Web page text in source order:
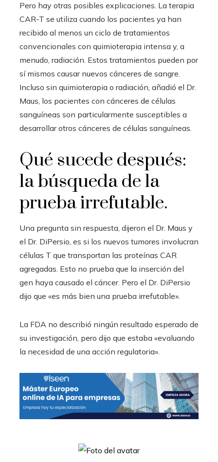
Pero hay otras posibles explicaciones. La terapia
CAR-T se utiliza cuando los pacientes ya han
recibido al menos un ciclo de tratamientos
convencionales con quimioterapia intensa y, a
menudo, radiación. Estos tratamientos pueden por
sí mismos causar nuevos cánceres de sangre.
Incluso sin quimioterapia o radiación, añadió el Dr.
Maus, los pacientes con cánceres de células
sanguíneas son particularmente susceptibles a
desarrollar otros cánceres de células sanguíneas.
Qué sucede después:
la búsqueda de la
prueba irrefutable.
Una pregunta sin respuesta, dijeron el Dr. Maus y
el Dr. DiPersio, es si los nuevos tumores involucran
células T que transportan las proteínas CAR
agregadas. Esto no prueba que la inserción del
gen haya causado el cáncer. Pero el Dr. DiPersio
dijo que «es más bien una prueba irrefutable».
La FDA no describió ningún resultado esperado de
su investigación, pero dijo que estaba «evaluando
la necesidad de una acción regulatoria».